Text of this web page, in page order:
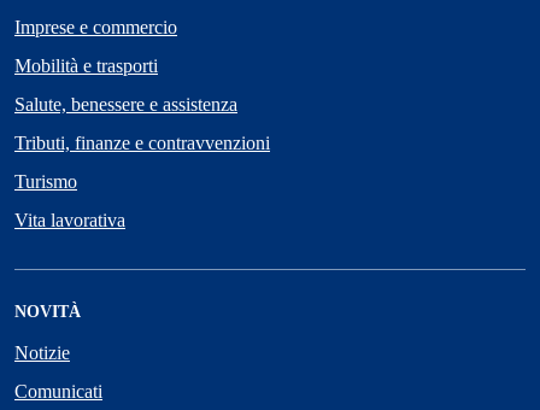
Imprese e commercio
Mobilità e trasporti
Salute, benessere e assistenza
Tributi, finanze e contravvenzioni
Turismo
Vita lavorativa
NOVITÀ
Notizie
Comunicati